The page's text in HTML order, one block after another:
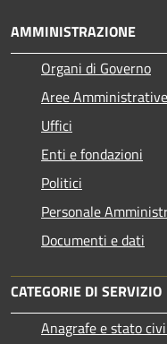
AMMINISTRAZIONE
Organi di Governo
Aree Amministrative
Uffici
Enti e fondazioni
Politici
Personale
Documenti e dati
CATEGORIE DI SERVIZIO
Anagrafe e stato